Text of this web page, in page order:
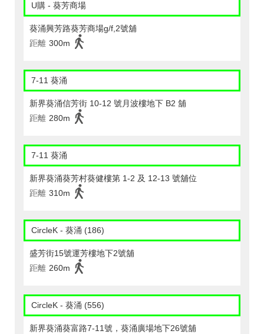
U購 - 葵芳商場
葵涌興芳路葵芳商場g/f,2號舖
距離 300m
7-11 葵涌
新界葵涌信芳街 10-12 號月波樓地下 B2 舖
距離 280m
7-11 葵涌
新界葵涌葵芳村葵健樓第 1-2 及 12-13 號舖位
距離 310m
CircleK - 葵涌 (186)
盛芳街15號運芳樓地下2號舖
距離 260m
CircleK - 葵涌 (556)
新界葵涌葵富路7-11號，葵涌廣場地下26號舖